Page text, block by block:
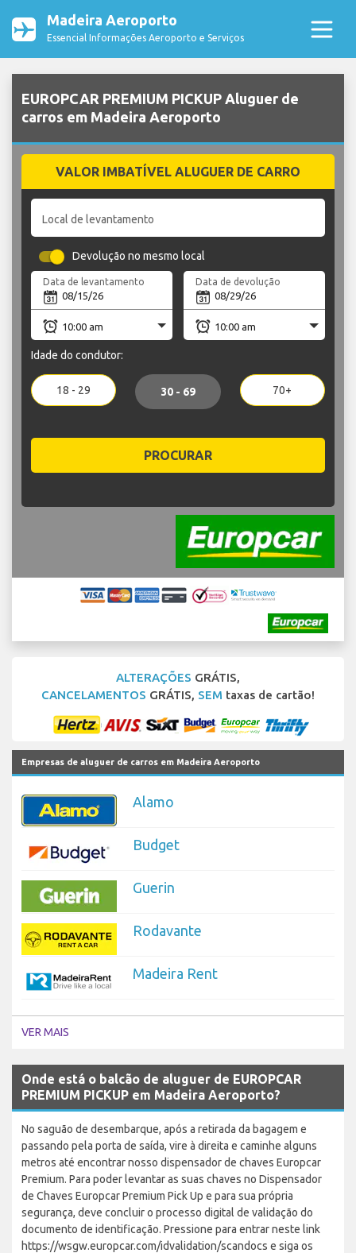
Madeira Aeroporto
Essencial Informações Aeroporto e Serviços
EUROPCAR PREMIUM PICKUP Aluguer de
carros em Madeira Aeroporto
VALOR IMBATÍVEL ALUGUER DE CARRO
Local de levantamento
Devolução no mesmo local
Data de levantamento Data de devolução
Idade do condutor:
18 - 29 30 - 69 70+
PROCURAR
ALTERAÇÕES GRÁTIS,
CANCELAMENTOS GRÁTIS, SEM taxas de cartão!
Empresas de aluguer de carros em Madeira Aeroporto
Alamo
Budget
Guerin
Rodavante
Madeira Rent
VER MAIS
Onde está o balcão de aluguer de EUROPCAR
PREMIUM PICKUP em Madeira Aeroporto?
No saguão de desembarque, após a retirada da bagagem e
passando pela porta de saída, vire à direita e caminhe alguns
metros até encontrar nosso dispensador de chaves Europcar
Premium. Para poder levantar as suas chaves no Dispensador
de Chaves Europcar Premium Pick Up e para sua própria
segurança, deve concluir o processo digital de validação do
documento de identificação. Pressione para entrar neste link
https://wsgw.europcar.com/idvalidation/scandocs e siga os